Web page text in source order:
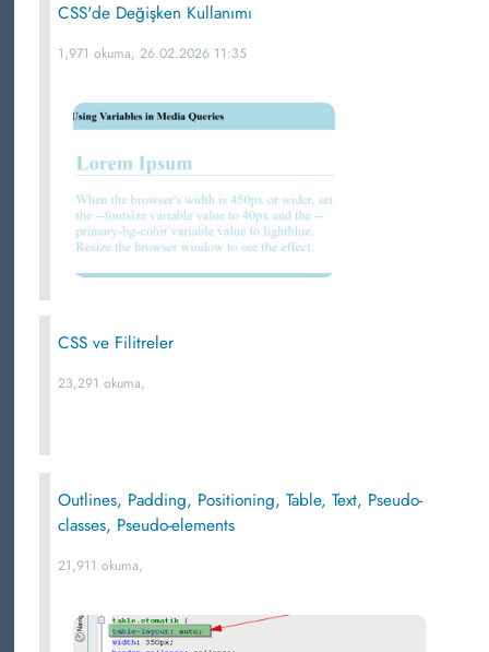
CSS'de Değişken Kullanımı
1,971 okuma, 26.02.2026 11:35
CSS ve Filitreler
23,291 okuma,
Outlines, Padding, Positioning, Table, Text, Pseudo-
classes, Pseudo-elements
21,911 okuma,